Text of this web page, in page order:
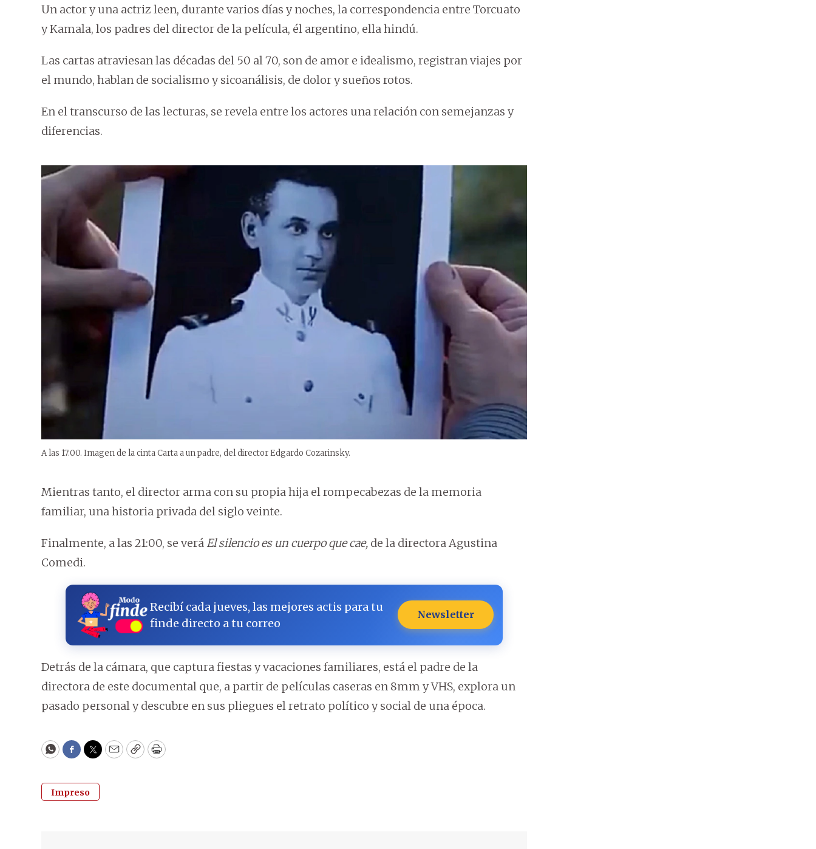
Un actor y una actriz leen, durante varios días y noches, la correspondencia entre Torcuato
y Kamala, los padres del director de la película, él argentino, ella hindú.
Las cartas atraviesan las décadas del 50 al 70, son de amor e idealismo, registran viajes por
el mundo, hablan de socialismo y sicoanálisis, de dolor y sueños rotos.
En el transcurso de las lecturas, se revela entre los actores una relación con semejanzas y
diferencias.
A las 17:00. Imagen de la cinta Carta a un padre, del director Edgardo Cozarinsky.
Mientras tanto, el director arma con su propia hija el rompecabezas de la memoria
familiar, una historia privada del siglo veinte.
Finalmente, a las 21:00, se veráEl silencio es un cuerpo que cae, de la directora Agustina
Comedi.
Recibí cada jueves, las mejores actis para tu
finde directo a tu correo
Newsletter
Detrás de la cámara, que captura fiestas y vacaciones familiares, está el padre de la
directora de este documental que, a partir de películas caseras en 8mm y VHS, explora un
pasado personal y descubre en sus pliegues el retrato político y social de una época.
WhatsApp
Facebook
Twitter
EmailCopyPrint
Impreso